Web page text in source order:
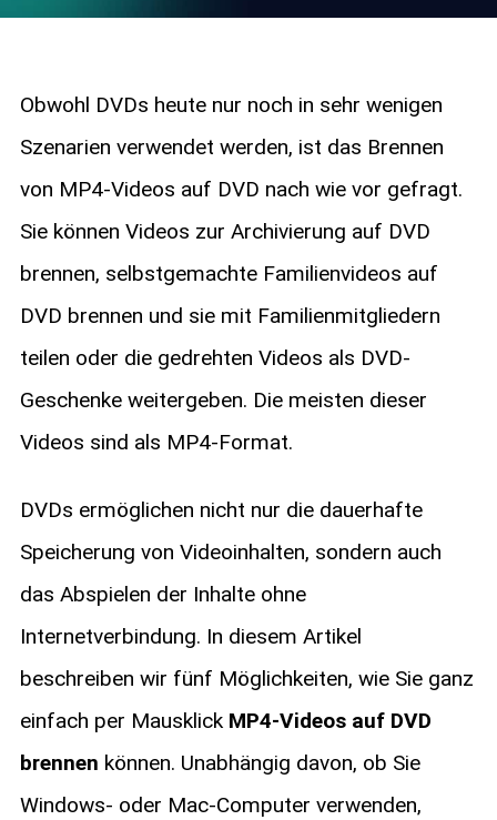
Obwohl DVDs heute nur noch in sehr wenigen
Szenarien verwendet werden, ist das Brennen
von MP4-Videos auf DVD nach wie vor gefragt.
Sie können Videos zur Archivierung auf DVD
brennen, selbstgemachte Familienvideos auf
DVD brennen und sie mit Familienmitgliedern
teilen oder die gedrehten Videos als DVD-
Geschenke weitergeben. Die meisten dieser
Videos sind als MP4-Format.
DVDs ermöglichen nicht nur die dauerhafte
Speicherung von Videoinhalten, sondern auch
das Abspielen der Inhalte ohne
Internetverbindung. In diesem Artikel
beschreiben wir fünf Möglichkeiten, wie Sie ganz
einfach per Mausklick MP4-Videos auf DVD
brennen können. Unabhängig davon, ob Sie
Windows- oder Mac-Computer verwenden,